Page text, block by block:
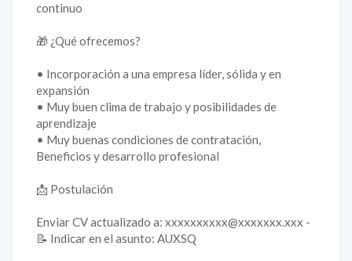
continuo
🎁 ¿Qué ofrecemos?
• Incorporación a una empresa líder, sólida y en
expansión
• Muy buen clima de trabajo y posibilidades de
aprendizaje
• Muy buenas condiciones de contratación,
Beneficios y desarrollo profesional
📩 Postulación
Enviar CV actualizado a: xxxxxxxxxx@xxxxxxx.xxx -
📝 Indicar en el asunto: AUXSQ